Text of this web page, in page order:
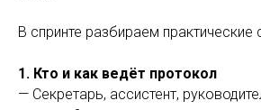
В спринте разбираем практические
1. Кто и как ведёт протокол
— Секретарь, ассистент,